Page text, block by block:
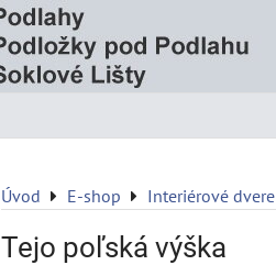
Úvod E-shop Interiérové dvere
Tejo poľská výška